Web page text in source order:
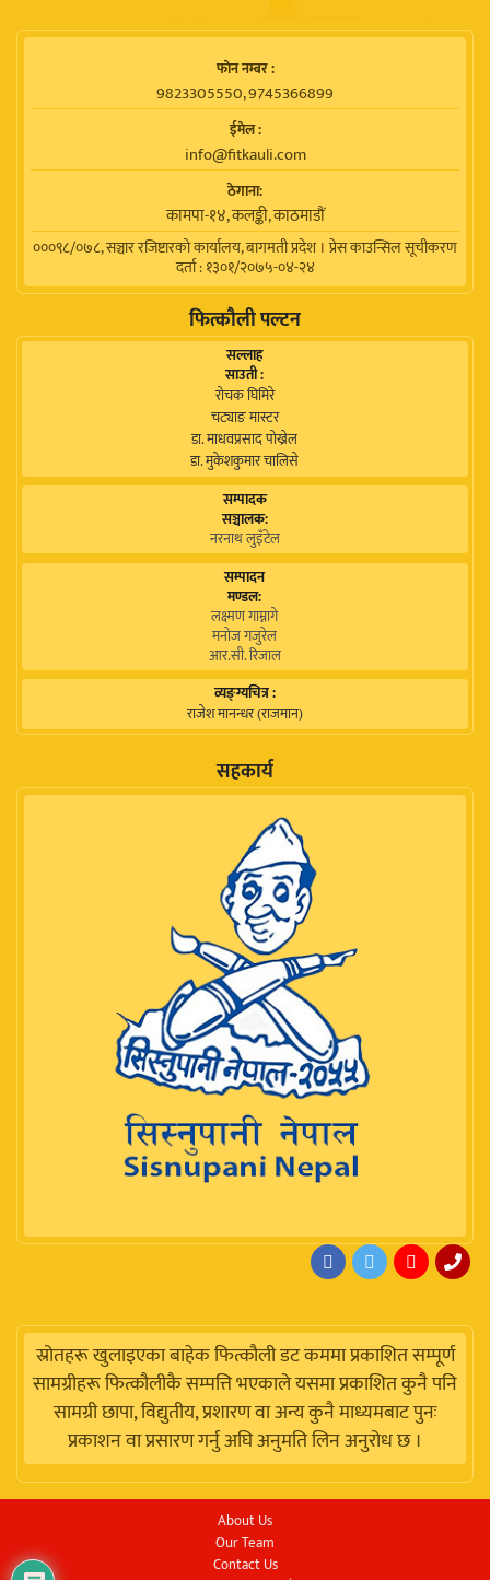
फाेन नम्बर :
9823305550, 9745366899
ईमेल :
info@fitkauli.com
ठेगाना:
कामपा-१४, कलङ्की, काठमाडाैं
०००९८/०७८, सञ्चार रजिष्टारको कार्यालय, बागमती प्रदेश । प्रेस काउन्सिल सूचीकरण
दर्ता : १३०१/२०७५-०४-२४
फित्कौली पल्टन
सल्लाह
साउती :
रोचक घिमिरे
चट्याङ मास्टर
डा. माधवप्रसाद पोख्रेल
डा. मुकेशकुमार चालिसे
सम्पादक
सञ्चालक:
नरनाथ लुइँटेल
सम्पादन
मण्डल:
लक्ष्मण गाम्नागे
मनोज गजुरेल
आर.सी. रिजाल
व्यङ्ग्यचित्र :
राजेश मानन्धर (राजमान)
सहकार्य
स्रोतहरू खुलाइएका बाहेक फित्कौली डट कममा प्रकाशित सम्पूर्ण
सामग्रीहरू फित्कौलीकै सम्पत्ति भएकाले यसमा प्रकाशित कुनै पनि
सामग्री छापा, विद्युतीय, प्रशारण वा अन्य कुनै माध्यमबाट पुनः
प्रकाशन वा प्रसारण गर्नु अघि अनुमति लिन अनुरोध छ ।
About Us
Our Team
Contact Us